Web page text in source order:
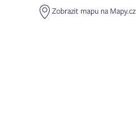
Zobrazit mapu na Mapy.cz